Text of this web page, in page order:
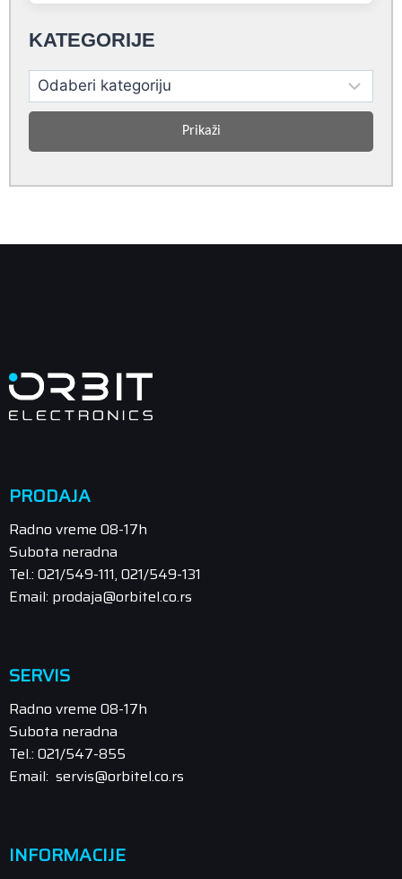
KATEGORIJE
Prikaži
PRODAJA
Radno vreme 08-17h
Subota neradna
Tel.: 021/549-111, 021/549-131
Email: prodaja@orbitel.co.rs
SERVIS
Radno vreme 08-17h
Subota neradna
Tel.: 021/547-855
Email: servis@orbitel.co.rs
INFORMACIJE